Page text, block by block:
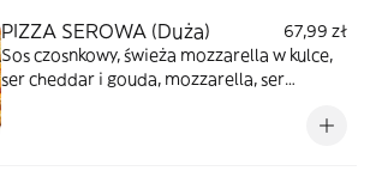
PIZZA SEROWA (Duża)
67,99 zł
Sos czosnkowy, świeża mozzarella w kulce,
ser cheddar i gouda, mozzarella, ser